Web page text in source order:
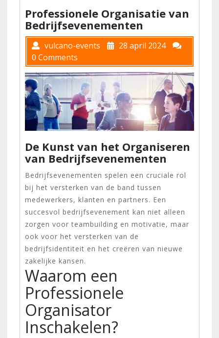
Professionele Organisatie van
Bedrijfsevenementen
vulcano-events
28 april 2024
0 Comments
De Kunst van het Organiseren
van Bedrijfsevenementen
Bedrijfsevenementen spelen een cruciale rol
bij het versterken van de band tussen
medewerkers, klanten en partners. Een
succesvol bedrijfsevenement kan niet alleen
zorgen voor teambuilding en motivatie, maar
ook voor het versterken van de
bedrijfsidentiteit en het creëren van nieuwe
zakelijke kansen.
Waarom een
Professionele
Organisator
Inschakelen?